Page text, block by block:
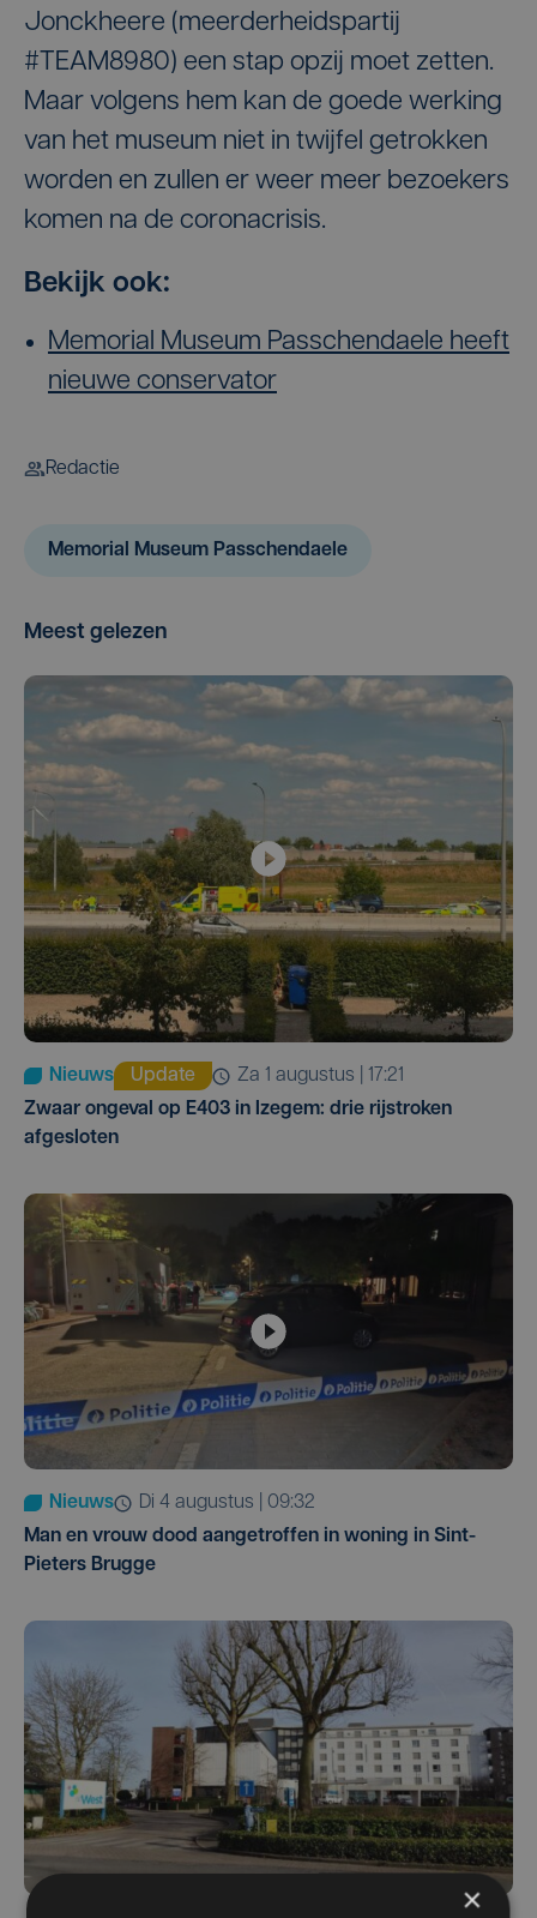
Jonckheere (meerderheidspartij
#TEAM8980) een stap opzij moet zetten.
Maar volgens hem kan de goede werking
van het museum niet in twijfel getrokken
worden en zullen er weer meer bezoekers
komen na de coronacrisis.
Bekijk ook:
Memorial Museum Passchendaele heeft
nieuwe conservator
Redactie
Memorial Museum Passchendaele
Meest gelezen
Nieuws Update
za 1 augustus | 17:21
Zwaar ongeval op E403 in Izegem: drie rijstroken
afgesloten
Nieuws
di 4 augustus | 09:32
Man en vrouw dood aangetroffen in woning in Sint-
Pieters Brugge
×